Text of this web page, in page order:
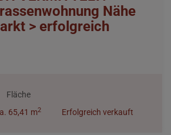
Nähe
> erfolgreich
Fläche
65,41 m2 Erfolgreich verkauft